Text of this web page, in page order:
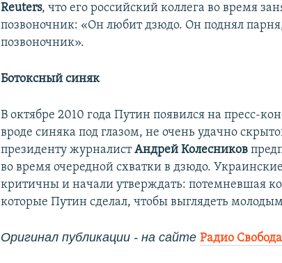
Reuters, что его российский коллега во время
позвоночник: «Он любит дзюдо. Он поднял
позвоночник».
Ботоксный синяк
В октябре 2010 года Путин появился на пресс-
вроде синяка под глазом, не очень удачно
президенту журналистАндрей Колесников
во время очередной схватки в дзюдо.
критичны и начали утверждать: потемневшая
которые Путин сделал, чтобы выглядеть
Оригинал публикации - на сайте Радио Свобода